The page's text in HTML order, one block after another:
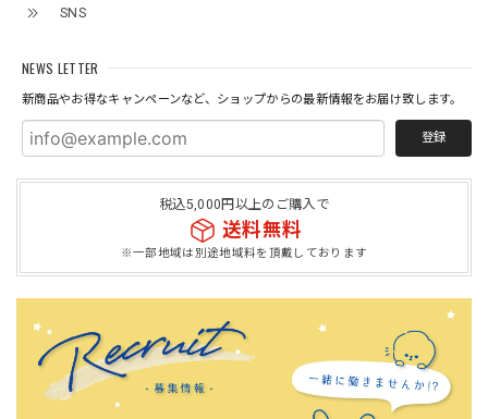
SNS
NEWS LETTER
新商品やお得なキャンペーンなど、ショップからの最新情報をお届け致します。
登録
税込5,000円以上のご購入で
送料無料
※一部地域は別途地域料を頂戴しております